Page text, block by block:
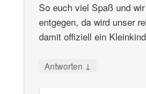
So euch viel Spaß und
entgegen, da wird unser
damit offiziell ein
Antworten ↓